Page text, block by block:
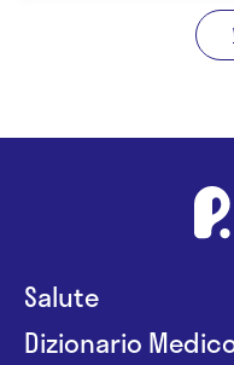
Salute
Dizionario